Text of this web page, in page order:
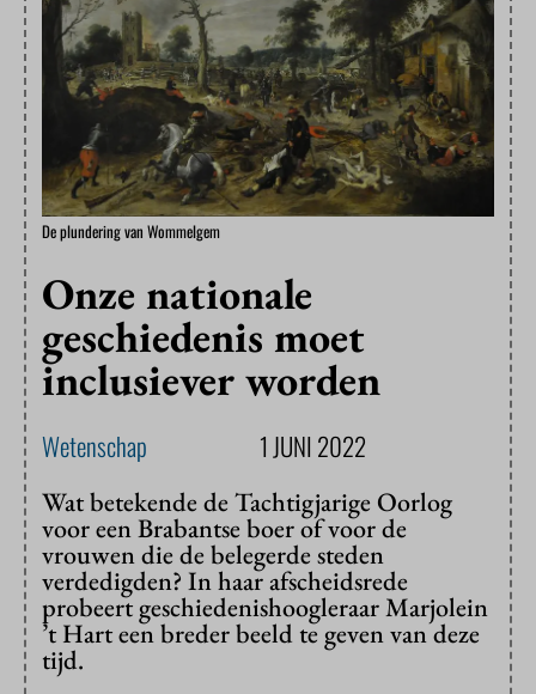
De plundering van Wommelgem
Onze nationale
geschiedenis moet
inclusiever worden
Wetenschap 1 JUNI 2022
Wat betekende de Tachtigjarige Oorlog
voor een Brabantse boer of voor de
vrouwen die de belegerde steden
verdedigden? In haar afscheidsrede
probeert geschiedenishoogleraar Marjolein
’t Hart een breder beeld te geven van deze
tijd.